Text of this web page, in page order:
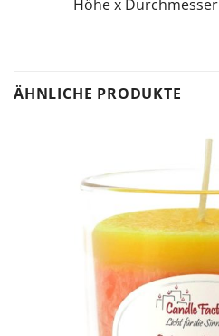
Höhe x Durchmesser
ÄHNLICHE PRODUKTE